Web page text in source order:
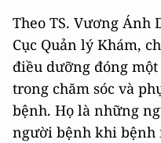
Theo TS. Vương Ánh
Cục Quản lý Khám,
điều dưỡng đóng
trong chăm sóc và
bệnh. Họ là những
người bệnh khi bệnh